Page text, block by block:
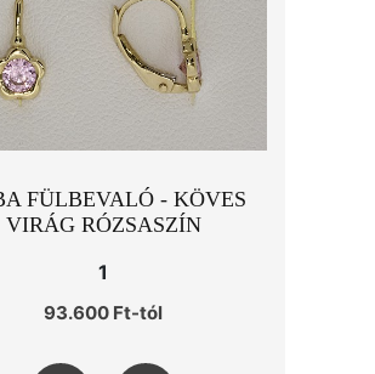
FÜLBEVALÓ - KÖVES
VIRÁG RÓZSASZÍN
1
93.600 Ft-tól